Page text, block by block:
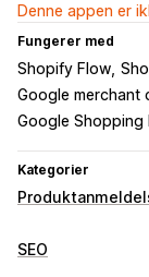
Denne appen er
Fungerer med
Shopify Flow
Google merchant
Google Shopping
Kategorier
Visningsalternativer
SEO